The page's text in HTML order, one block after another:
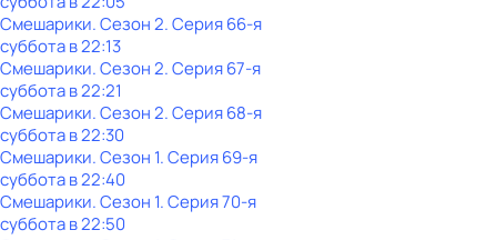
Смешарики. Сезон 2. Серия 66-я
субботав22:13
Смешарики. Сезон 2. Серия 67-я
субботав22:21
Смешарики. Сезон 2. Серия 68-я
субботав22:30
Смешарики. Сезон 1. Серия 69-я
субботав22:40
Смешарики. Сезон 1. Серия 70-я
субботав22:50